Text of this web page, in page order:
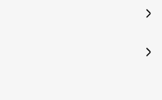
#hamter
#thứcănhamster